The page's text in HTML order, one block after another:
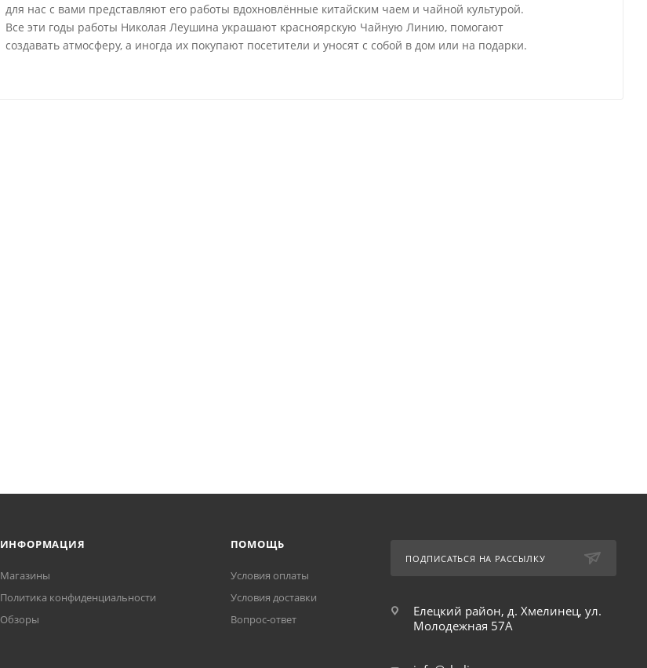
для нас с вами представляют его работы вдохновлённые китайским чаем и чайной культурой.
Все эти годы работы Николая Леушина украшают красноярскую Чайную Линию, помогают
создавать атмосферу, а иногда их покупают посетители и уносят с собой в дом или на подарки.
ИНФОРМАЦИЯ
Магазины
Политика конфиденциальности
Обзоры
ПОМОЩЬ
Условия оплаты
Условия доставки
Вопрос-ответ
ПОДПИСАТЬСЯ НА РАССЫЛКУ
Елецкий район, д. Хмелинец, ул.
Молодежная 57А